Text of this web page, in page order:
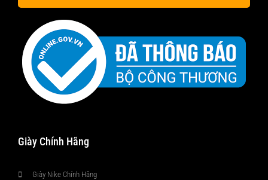
Giày Chính Hãng
Giày Nike Chính Hãng